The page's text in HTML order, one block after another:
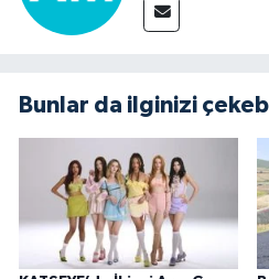
Bunlar da ilginizi